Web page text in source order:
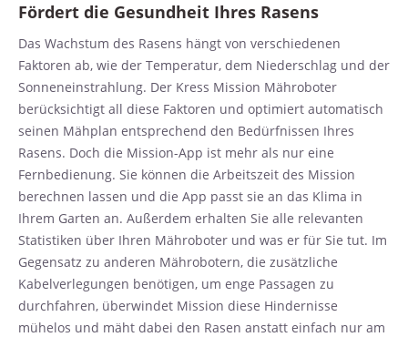
Fördert die Gesundheit Ihres Rasens
Das Wachstum des Rasens hängt von verschiedenen
Faktoren ab, wie der Temperatur, dem Niederschlag und der
Sonneneinstrahlung. Der Kress Mission Mähroboter
berücksichtigt all diese Faktoren und optimiert automatisch
seinen Mähplan entsprechend den Bedürfnissen Ihres
Rasens. Doch die Mission-App ist mehr als nur eine
Fernbedienung. Sie können die Arbeitszeit des Mission
berechnen lassen und die App passt sie an das Klima in
Ihrem Garten an. Außerdem erhalten Sie alle relevanten
Statistiken über Ihren Mähroboter und was er für Sie tut. Im
Gegensatz zu anderen Mährobotern, die zusätzliche
Kabelverlegungen benötigen, um enge Passagen zu
durchfahren, überwindet Mission diese Hindernisse
mühelos und mäht dabei den Rasen anstatt einfach nur am